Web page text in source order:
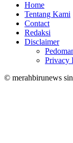
Home
Tentang Kami
Contact
Redaksi
Disclaimer
Privacy
© merahbirunews